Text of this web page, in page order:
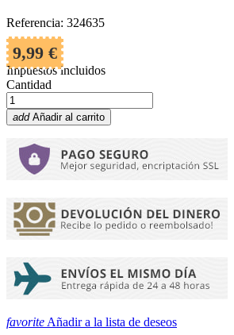
Referencia: 324635
9,99 €
Impuestos incluidos
Cantidad
add Añadir al carrito
favorite Añadir a la lista de deseos